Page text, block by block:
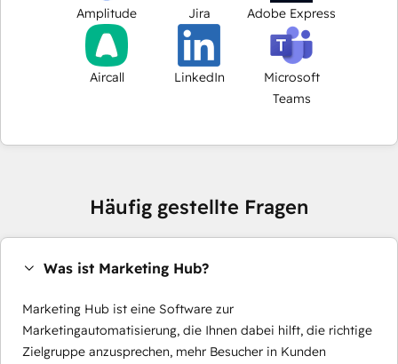
Amplitude Jira Adobe Express
Aircall LinkedIn
Microsoft
Teams
Häufig gestellte Fragen
Was ist Marketing Hub?
Marketing Hub ist eine Software zur
Marketingautomatisierung, die Ihnen dabei hilft, die richtige
Zielgruppe anzusprechen, mehr Besucher in Kunden